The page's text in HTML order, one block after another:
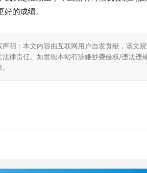
好的成绩。
声明：本文内容由互联网用户自发贡献，该文
法律责任。如发现本站有涉嫌抄袭侵权/违法